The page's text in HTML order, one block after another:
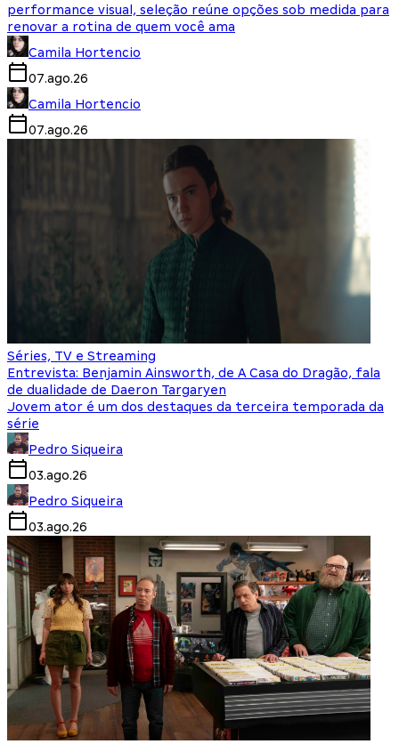
performance visual, seleção reúne opções sob medida para
renovar a rotina de quem você ama
Camila Hortencio
07.ago.26
Camila Hortencio
07.ago.26
Séries, TV e Streaming
Entrevista: Benjamin Ainsworth, de A Casa do Dragão, fala
de dualidade de Daeron Targaryen
Jovem ator é um dos destaques da terceira temporada da
série
Pedro Siqueira
03.ago.26
Pedro Siqueira
03.ago.26